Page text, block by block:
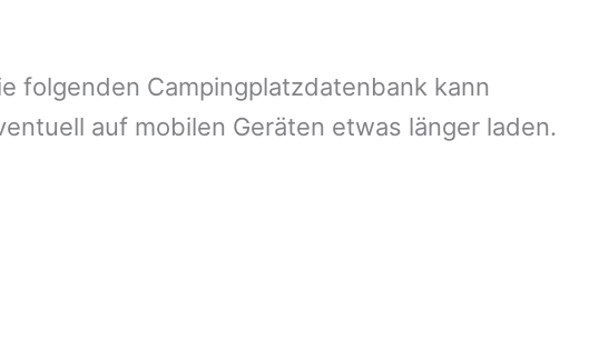
folgenden Campingplatzdatenbank kann
auf mobilen Geräten etwas länger laden.